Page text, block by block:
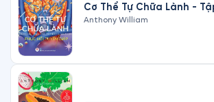
Cơ Thể Tự Chữa Lành -
Anthony William